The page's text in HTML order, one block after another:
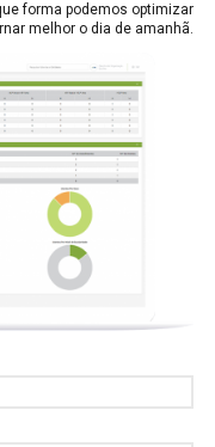
forma podemos optimizar
melhor o dia de amanhã.